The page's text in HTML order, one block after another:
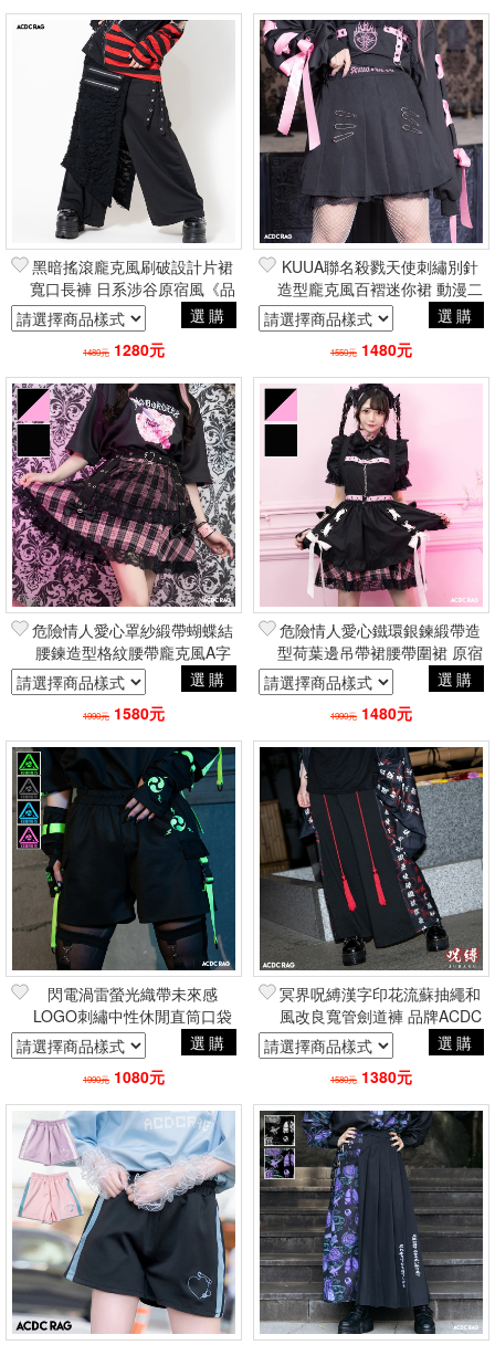
黑暗搖滾龐克風刷破設計片裙
寬口長褲 日系涉谷原宿風《品
牌ACDC台灣總代理》選購
1480元 1280元
KUUA聯名殺戮天使刺繡別針
造型龐克風百褶迷你裙 動漫二
次元原宿風 品牌ACDC RAG
台灣代理
選購
1550元 1480元
危險情人愛心罩紗緞帶蝴蝶結
腰鍊造型格紋腰帶龐克風A字
短裙 原宿地雷系 品牌ACDC
RAG台灣代理
選購
1990元 1580元
危險情人愛心鐵環銀鍊緞帶造
型荷葉邊吊帶裙腰帶圍裙 原宿
地雷系 品牌ACDC RAG台灣
代理
選購
1990元 1480元
閃電渦雷螢光織帶未來感
LOGO刺繡中性休閒直筒口袋
短褲 賽博龐克工業風 品牌
ACDC RAG台灣代理
選購
1990元 1080元
冥界呪縛漢字印花流蘇抽繩和
風改良寬管劍道褲 品牌ACDC
RAG台灣代理
選購
1580元 1380元